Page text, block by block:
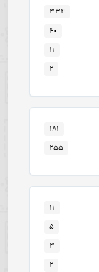
۳۳۴
۴۰
۱۱
۲
۱۸۱
۲۵۵
۱۱
۵
۳
۲